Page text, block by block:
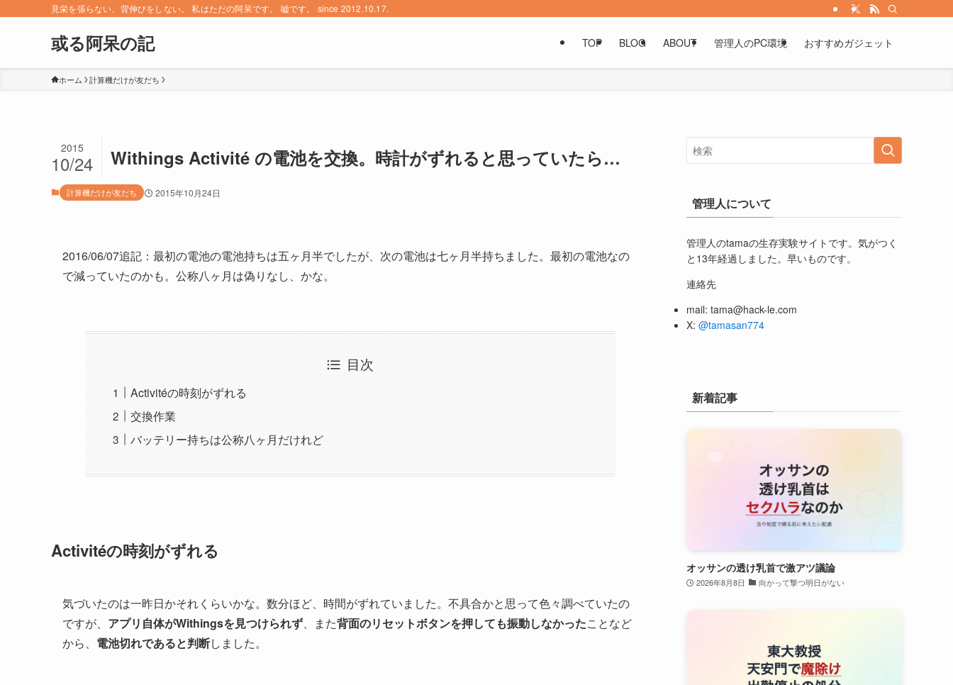
見栄を張らない、背伸びをしない。 私はただの阿呆です。 嘘です。 since 2012.10.17.
或る阿呆の記 TOP BLOG ABOUT 管理人のPC環境 おすすめガジェット
ホーム 計算機だけが友だち
Withings Activité の電池を交換。時計がずれると思っていたら…
2015
10/24
計算機だけが友だち 2015年10月24日
2016/06/07追記：最初の電池の電池持ちは五ヶ月半でしたが、次の電池は七ヶ月半持ちました。最初の電池なの
で減っていたのかも。公称八ヶ月は偽りなし、かな。
目次
Activitéの時刻がずれる
交換作業
バッテリー持ちは公称八ヶ月だけれど
Activitéの時刻がずれる
気づいたのは一昨日かそれくらいかな。数分ほど、時間がずれていました。不具合かと思って色々調べていたの
ですが、 アプリ自体がWithingsを見つけられず、また背面のリセットボタンを押しても振動しなかったことなど
から、 電池切れであると判断しました。
管理人について
管理人のtamaの生存実験サイトです。気がつく
と13年経過しました。早いものです。
連絡先
mail: tama@hack-le.com
X: @tamasan774
新着記事
オッサンの透け乳首で激アツ議論
2026年8月8日 向かって撃つ明日がない